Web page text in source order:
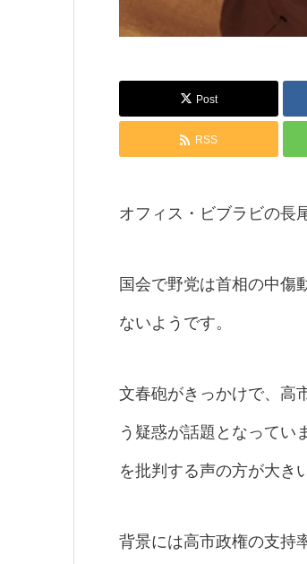
Post
RSS
オフィス・ビブラビの長
国会で野党は首相の中傷
ないようです。
文春砲がきっかけで、高
う疑惑が話題となってい
を批判する声の方が大き
背景には高市政権の支持